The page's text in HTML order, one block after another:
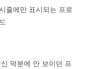
줄에만 표시되는 프로
덕분에 안 보이던 프